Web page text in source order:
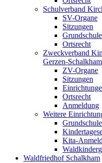
Schulverband
SV-Organe
Sitzungen
Ortsrecht
Zweckverband
Gerzen-Schalkham
ZV-Organe
Sitzungen
Ortsrecht
Anmeldung
Weitere
Kita-
Waldfriedhof Schalkham